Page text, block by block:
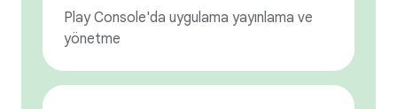
Play Console'da uygulama yayınlama ve
yönetme